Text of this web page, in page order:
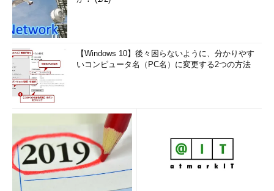
【Windows 10】後々困らないように、分かりやす
いコンピュータ名（PC名）に変更する2つの方法